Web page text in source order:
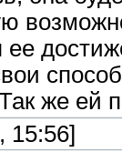
ее
же
15:56]